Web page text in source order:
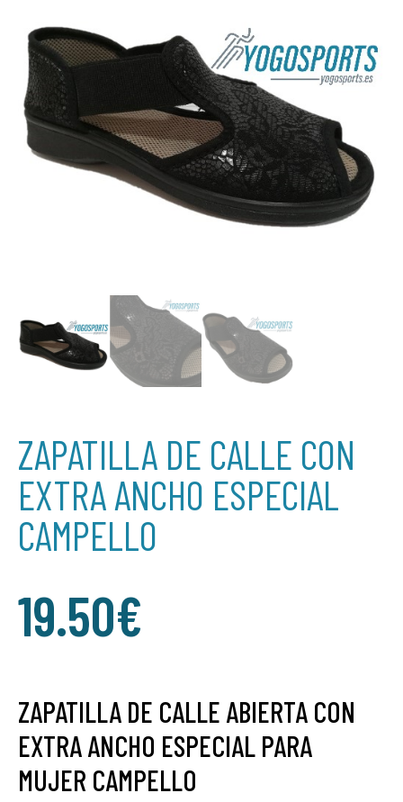
ZAPATILLA DE CALLE CON
EXTRA ANCHO ESPECIAL
CAMPELLO
19.50€
ZAPATILLA DE CALLE ABIERTA CON
EXTRA ANCHO ESPECIAL PARA
MUJER CAMPELLO